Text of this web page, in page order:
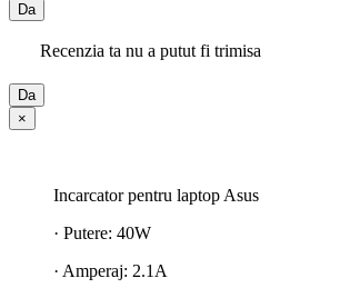
Da
Recenzia ta nu a putut fi trimisa
Da
×
Incarcator pentru laptop Asus
· Putere: 40W
· Amperaj: 2.1A